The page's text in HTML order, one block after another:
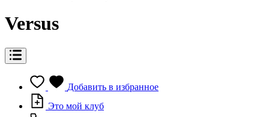
Versus
Добавить в избранное
Это мой клуб